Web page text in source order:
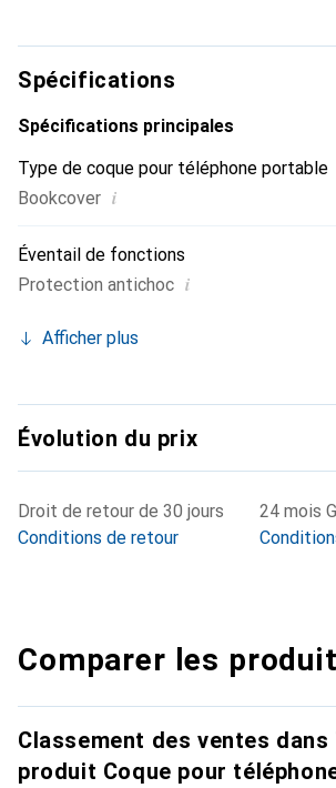
internationalement pour ses produits
constitue un choix fiable pour une
Spécifications
Spécifications principales
Type de coque pour téléphone portable
Bookcover i
Éventail de fonctions
Protection antichoc i
Afficher plus
Évolution du prix
Droit de retour de 30 jours
Conditions de retour
24 mois
Comparer les
Classement des ventes dans
produit Coque pour